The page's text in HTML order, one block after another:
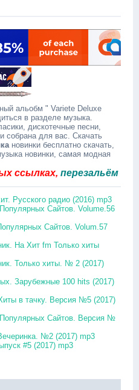
альобм " Variete Deluxe
в разделе музыка.
дискотечные песни,
собрана для вас. Скачать
новинки бесплатно скачать,
новинки, самая модная
перезальём быстро.
Русского радио (2016) mp3
Сайтов. Volume.56
Сайтов. Volum.57
На Хит fm Только хиты
Только хиты. № 2 (2017)
Зарубежные 100 hits (2017)
в тачку. Версия №5 (2017)
Сайтов. Версия №
№2 (2017) mp3
#5 (2017) mp3